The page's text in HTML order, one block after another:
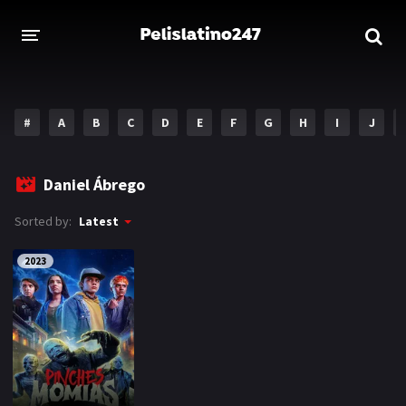
ESTRENOS 2023
Drama
DISNEY
HBO MAX
AMAZON PRIME
# A B C D E F G H I J
Daniel Ábrego
Sorted by: Latest
2023